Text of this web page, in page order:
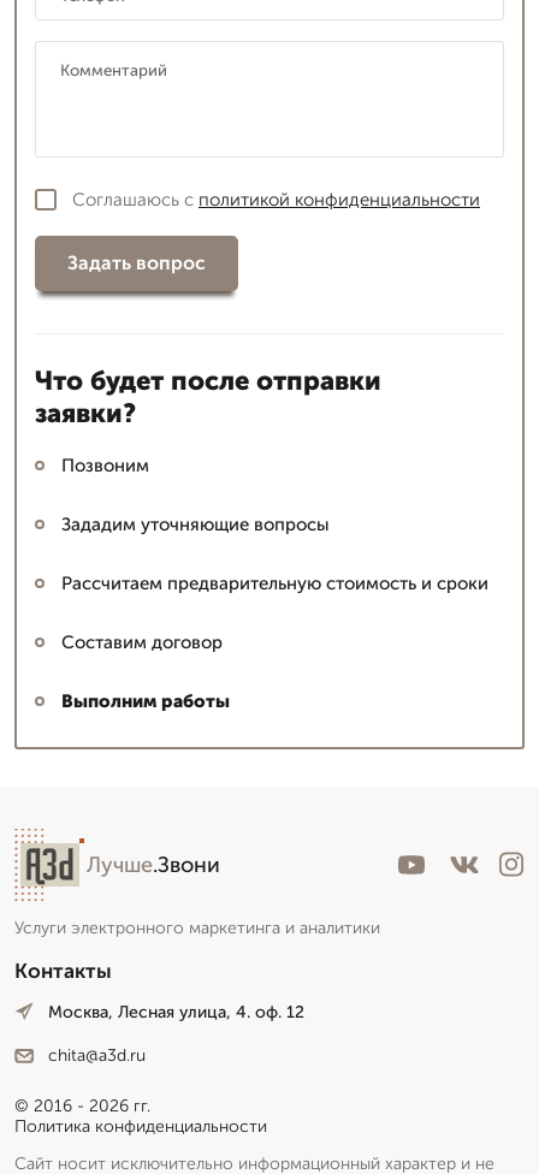
Соглашаюсь с политикой конфиденциальности
Задать вопрос
Что будет после отправки
заявки?
Позвоним
Зададим уточняющие вопросы
Рассчитаем предварительную стоимость и сроки
Составим договор
Выполним работы
Лучше.Звони
Услуги электронного маркетинга и аналитики
Контакты
Москва, Лесная улица, 4. оф. 12
chita@a3d.ru
© 2016 - 2026 гг.
Политика конфиденциальности
Сайт носит исключительно информационный характер и не